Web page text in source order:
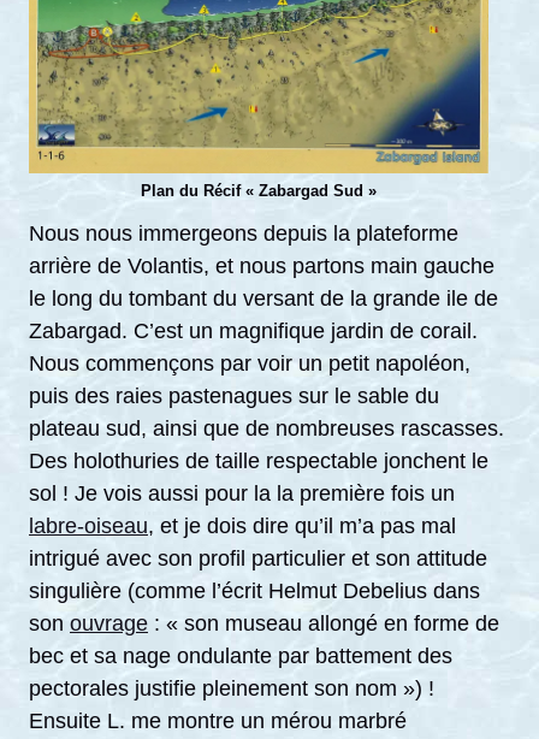
Plan du Récif « Zabargad Sud »
Nous nous immergeons depuis la plateforme
arrière de Volantis, et nous partons main gauche
le long du tombant du versant de la grande ile de
Zabargad. C’est un magnifique jardin de corail.
Nous commençons par voir un petit napoléon,
puis des raies pastenagues sur le sable du
plateau sud, ainsi que de nombreuses rascasses.
Des holothuries de taille respectable jonchent le
sol ! Je vois aussi pour la la première fois un
labre-oiseau, et je dois dire qu’il m’a pas mal
intrigué avec son profil particulier et son attitude
singulière (comme l’écrit Helmut Debelius dans
son ouvrage : « son museau allongé en forme de
bec et sa nage ondulante par battement des
pectorales justifie pleinement son nom ») !
Ensuite L. me montre un mérou marbré